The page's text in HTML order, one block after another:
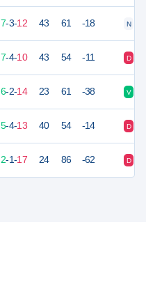
7-3-12 43 61 -18 N
7-4-10 43 54 -11 D
6-2-14 23 61 -38 V
5-4-13 40 54 -14 D
2-1-17 24 86 -62 D